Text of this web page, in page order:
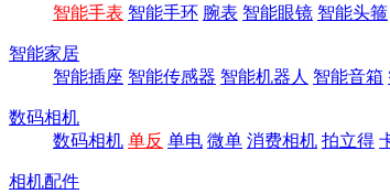
智能手表 智能手环 腕表 智能眼镜 智能头箍
智能家居
智能插座 智能传感器 智能机器人 智能音箱
数码相机
数码相机 单反 单电 微单 消费相机 拍立得
相机配件